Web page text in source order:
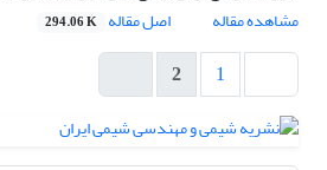
مشاهده مقاله
اصل مقاله 294.06 K
1
2